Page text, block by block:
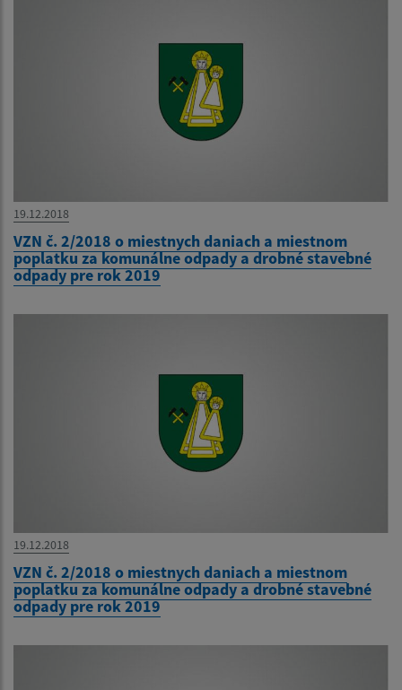
19.12.2018
VZN č. 2/2018 o miestnych daniach a miestnom
poplatku za komunálne odpady a drobné stavebné
odpady pre rok 2019
19.12.2018
VZN č. 2/2018 o miestnych daniach a miestnom
poplatku za komunálne odpady a drobné stavebné
odpady pre rok 2019